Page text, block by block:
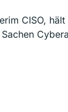
CISO,